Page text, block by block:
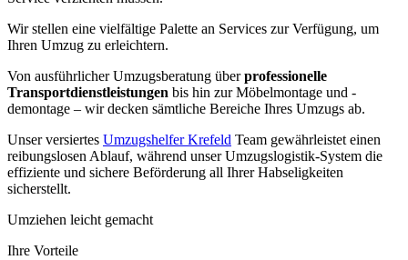
Wir stellen eine vielfältige Palette an Services zur Verfügung, um
Ihren Umzug zu erleichtern.
Von ausführlicher Umzugsberatung überprofessionelle
Transportdienstleistungen bis hin zur Möbelmontage und -
demontage – wir decken sämtliche Bereiche Ihres Umzugs ab.
Unser versiertes Umzugshelfer Krefeld Team gewährleistet einen
reibungslosen Ablauf, während unser Umzugslogistik-System die
effiziente und sichere Beförderung all Ihrer Habseligkeiten
sicherstellt.
Umziehen leicht gemacht
Ihre Vorteile